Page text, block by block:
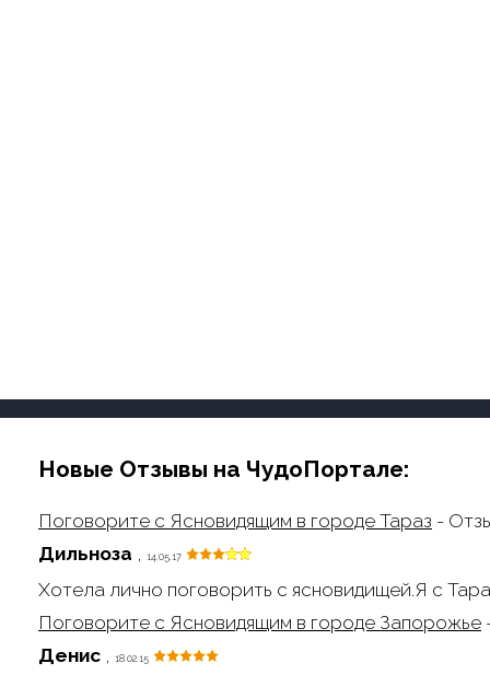
Новые Отзывы на ЧудоПортале:
Поговорите с Ясновидящим в городе Тараз -
Дильноза , 14.05.17
Хотела лично поговорить с ясновидищей.Я с
Поговорите с Ясновидящим в городе Запорожье
Денис , 18.02.15